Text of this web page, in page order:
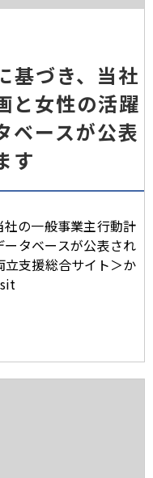
基づき、当社
と女性の活躍
ベースが公表
す
の一般事業主行動計
タベースが公表され
立支援総合サイト＞か